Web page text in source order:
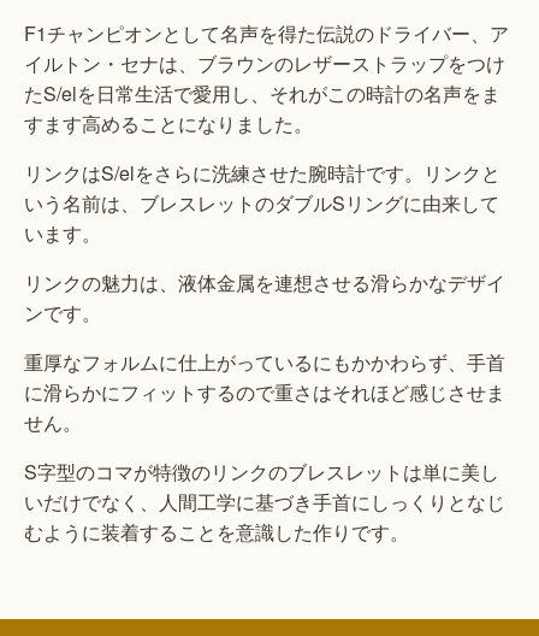
F1チャンピオンとして名声を得た伝説のドライバー、ア
イルトン・セナは、ブラウンのレザーストラップをつけ
たS/elを日常生活で愛用し、それがこの時計の名声をま
すます高めることになりました。
リンクはS/elをさらに洗練させた腕時計です。リンクと
いう名前は、ブレスレットのダブルSリングに由来して
います。
リンクの魅力は、液体金属を連想させる滑らかなデザイ
ンです。
重厚なフォルムに仕上がっているにもかかわらず、手首
に滑らかにフィットするので重さはそれほど感じさせま
せん。
S字型のコマが特徴のリンクのブレスレットは単に美し
いだけでなく、人間工学に基づき手首にしっくりとなじ
むように装着することを意識した作りです。